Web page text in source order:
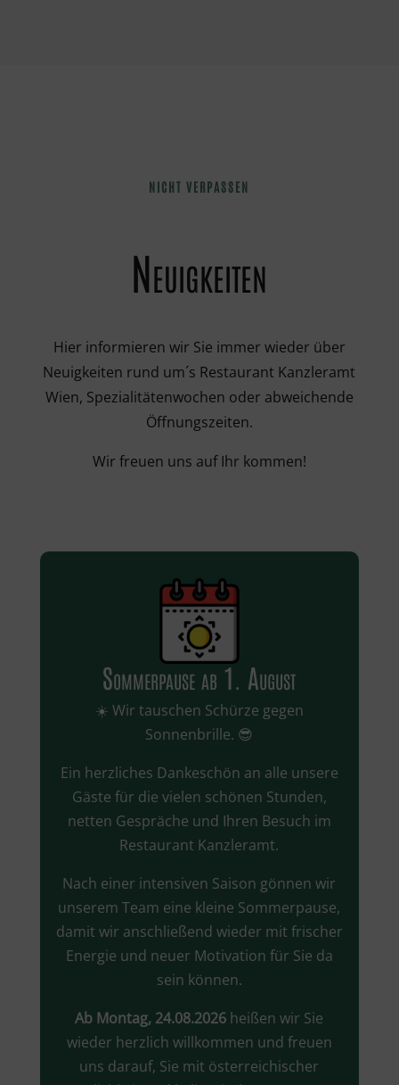
NICHT VERPASSEN
Neuigkeiten
Hier informieren wir Sie immer wieder über
Neuigkeiten rund um´s Restaurant Kanzleramt
Wien, Spezialitätenwochen oder abweichende
Öffnungszeiten.
Wir freuen uns auf Ihr kommen!
Sommerpause ab 1. August
☀️ Wir tauschen Schürze gegen
Sonnenbrille. 😎
Ein herzliches Dankeschön an alle unsere
Gäste für die vielen schönen Stunden,
netten Gespräche und Ihren Besuch im
Restaurant Kanzleramt.
Nach einer intensiven Saison gönnen wir
unserem Team eine kleine Sommerpause,
damit wir anschließend wieder mit frischer
Energie und neuer Motivation für Sie da
sein können.
Ab Montag, 24.08.2026 heißen wir Sie
wieder herzlich willkommen und freuen
uns darauf, Sie mit österreichischer